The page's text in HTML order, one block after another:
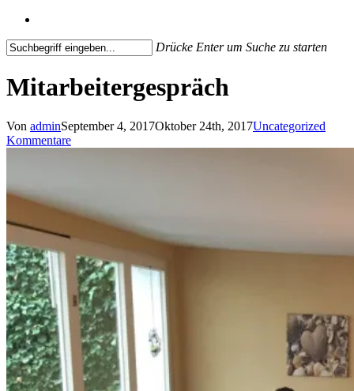
Drücke Enter um Suche zu starten
Search
Mitarbeitergespräch
Von adminSeptember 4, 2017Oktober 24th, 2017Uncategorized
Kommentare